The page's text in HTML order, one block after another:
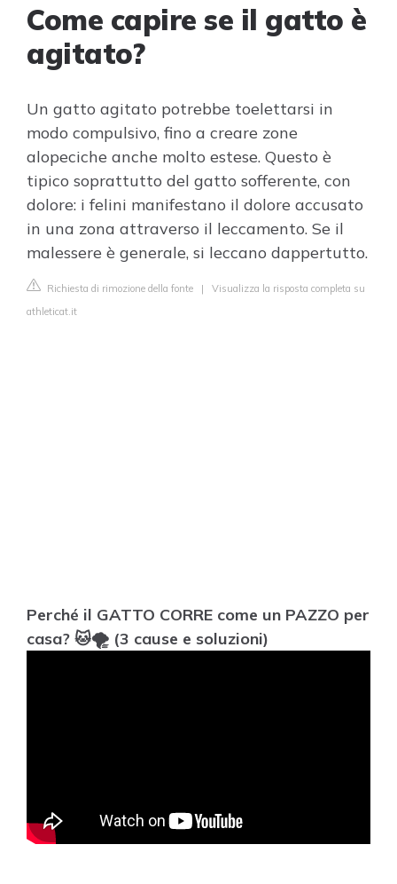
Come capire se il gatto è
agitato?
Un gatto agitato potrebbe toelettarsi in
modo compulsivo, fino a creare zone
alopeciche anche molto estese. Questo è
tipico soprattutto del gatto sofferente, con
dolore: i felini manifestano il dolore accusato
in una zona attraverso il leccamento. Se il
malessere è generale, si leccano dappertutto.
Richiesta di rimozione della fonte | Visualizza la risposta completa su
athleticat.it
Perché il GATTO CORRE come un PAZZO per
casa? 🐱🌪️ (3 cause e soluzioni)